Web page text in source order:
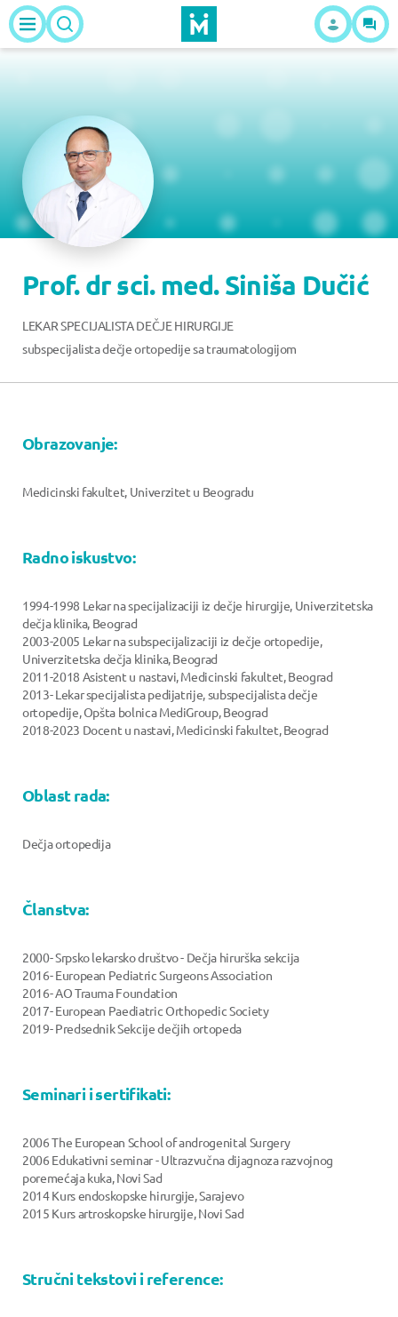
Prof. dr sci. med. Siniša Dučić
LEKAR SPECIJALISTA DEČJE HIRURGIJE
subspecijalista dečje ortopedije sa traumatologijom
Obrazovanje:
Medicinski fakultet, Univerzitet u Beogradu
Radno iskustvo:
1994-1998 Lekar na specijalizaciji iz dečje hirurgije, Univerzitetska
dečja klinika, Beograd
2003-2005 Lekar na subspecijalizaciji iz dečje ortopedije,
Univerzitetska dečja klinika, Beograd
2011-2018 Asistent u nastavi, Medicinski fakultet, Beograd
2013- Lekar specijalista pedijatrije, subspecijalista dečje
ortopedije, Opšta bolnica MediGroup, Beograd
2018-2023 Docent u nastavi, Medicinski fakultet, Beograd
Oblast rada:
Dečja ortopedija
Članstva:
2000- Srpsko lekarsko društvo - Dečja hirurška sekcija
2016- European Pediatric Surgeons Association
2016- AO Trauma Foundation
2017- European Paediatric Orthopedic Society
2019- Predsednik Sekcije dečjih ortopeda
Seminari i sertifikati:
2006 The European School of androgenital Surgery
2006 Edukativni seminar - Ultrazvučna dijagnoza razvojnog
poremećaja kuka, Novi Sad
2014 Kurs endoskopske hirurgije, Sarajevo
2015 Kurs artroskopske hirurgije, Novi Sad
Stručni tekstovi i reference: